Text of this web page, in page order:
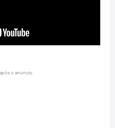
o anuncio